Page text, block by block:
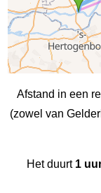
Afstand in een
(zowel van
Het duurt 1